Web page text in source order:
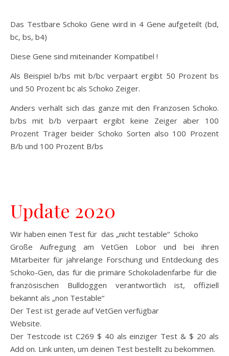
Das Testbare Schoko Gene wird in 4 Gene aufgeteilt (bd,
bc, bs, b4)
Diese Gene sind miteinander Kompatibel !
Als Beispiel b/bs mit b/bc verpaart ergibt 50 Prozent bs
und 50 Prozent bc als Schoko Zeiger.
Anders verhält sich das ganze mit den Franzosen Schoko.
b/bs mit b/b verpaart ergibt keine Zeiger aber 100
Prozent Träger beider Schoko Sorten also 100 Prozent
B/b und 100 Prozent B/bs
Update 2020
Wir haben einen Test für das „nicht testable“ Schoko
Große Aufregung am VetGen Lobor und bei ihren
Mitarbeiter für jahrelange Forschung und Entdeckung des
Schoko-Gen, das für die primäre Schokoladenfarbe für die
französischen Bulldoggen verantwortlich ist, offiziell
bekannt als „non Testable“
Der Test ist gerade auf VetGen verfügbar
Website.
Der Testcode ist C269 $ 40 als einziger Test & $ 20 als
Add on. Link unten, um deinen Test bestellt zu bekommen.